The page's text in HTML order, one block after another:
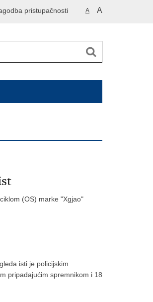
A A
pristupačnosti
(OS) marke "Xgjao"
isti je policijskim
pripadajućim spremnikom i 18